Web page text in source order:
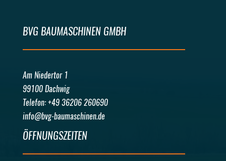
BVG BAUMASCHINEN GMBH
Am Niedertor 1
99100 Dachwig
Telefon: +49 36206 260690
info@bvg-baumaschinen.de
ÖFFNUNGSZEITEN